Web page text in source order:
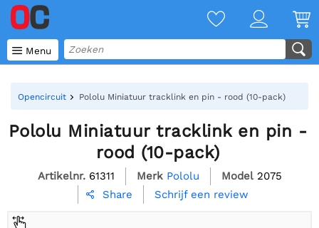
 Menu
Opencircuit Pololu Miniatuur tracklink en pin - rood (10-pack)
Pololu Miniatuur tracklink en pin -
rood (10-pack)
Artikelnr. 61311 Merk Pololu Model 2075
 Share Schrijf een review